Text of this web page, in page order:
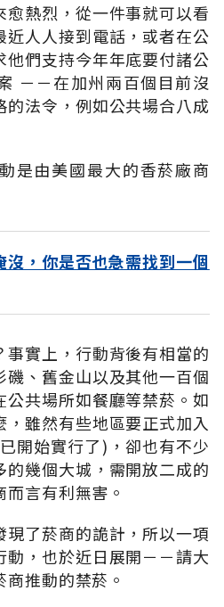
熱烈，從一件事就可以看
近人人接到電話，或者在公
們支持今年年底要付諸公
－－在加州兩百個目前沒
法令，例如公共場合八成
是由美國最大的香菸廠商
，你是否也急需找到一個
實上，行動背後有相當的
、舊金山以及其他一百個
共場所如餐廳等禁菸。如
雖然有些地區要正式加入
開始實行了)，卻也有不少
幾個大城，需開放二成的
言有利無害。
了菸商的詭計，所以一項
動，也於近日展開－－請大
推動的禁菸。